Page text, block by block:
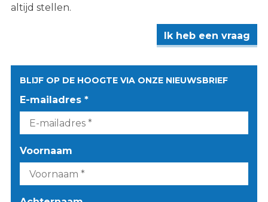
altijd stellen.
Ik heb een vraag
BLIJF OP DE HOOGTE VIA ONZE NIEUWSBRIEF
E-mailadres *
Voornaam